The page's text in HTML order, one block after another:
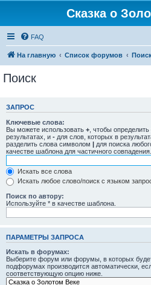
Сказка о
FAQ
На главную Список форумов
Поиск
ЗАПРОС
Ключевые слова:
Вы можете использовать + , чтобы
результатах, и - для слов, которых в
разделить слова символом | для поиска
качестве шаблона для частичного совпадения.
Искать все слова
Искать любое слово/поиск с языком
Поиск по автору:
Используйте * в качестве шаблона.
ПАРАМЕТРЫ ЗАПРОСА
Искать в форумах:
Выберите форум или форумы, в которых
подфорумах производится автоматически,
соответствующую опцию ниже.